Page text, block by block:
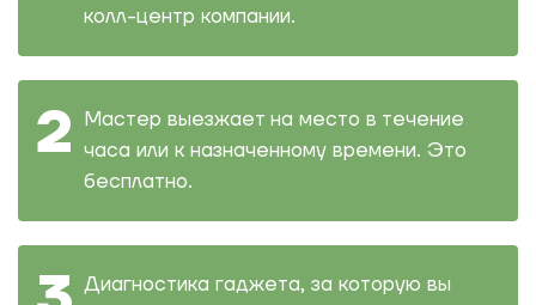
колл-центр компании.
Мастер выезжает на место в течение
часа или к назначенному времени. Это
бесплатно.
Диагностика гаджета, за которую вы